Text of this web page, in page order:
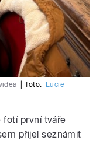
foto:
Lucie
fotí první tváře
přijel seznámit